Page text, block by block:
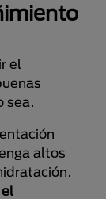
el
sea.
altos